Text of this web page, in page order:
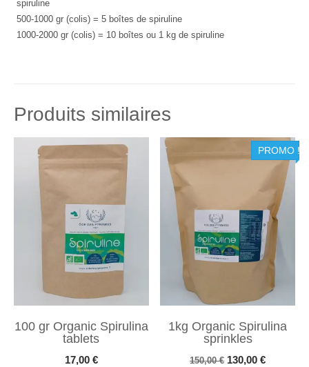
spiruline
500-1000 gr (colis) = 5 boîtes de spiruline
1000-2000 gr (colis) = 10 boîtes ou 1 kg de spiruline
Produits similaires
100 gr Organic Spirulina
tablets
17,00 €
PROMO !
1kg Organic Spirulina
sprinkles
150,00€ Le
130,00€Le